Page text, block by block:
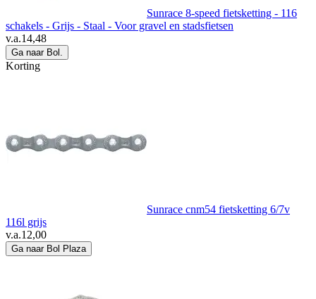
Sunrace 8-speed fietsketting - 116
schakels - Grijs - Staal - Voor gravel en stadsfietsen
v.a.14,48
Ga naar Bol.
Korting
Sunrace cnm54 fietsketting 6/7v
116l grijs
v.a.12,00
Ga naar Bol Plaza